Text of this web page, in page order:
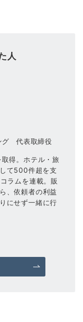
人
グ 代表取締役
得。ホテル・旅
て500件超を支
ラムを連載。販
、依頼者の利益
にせず一緒に行